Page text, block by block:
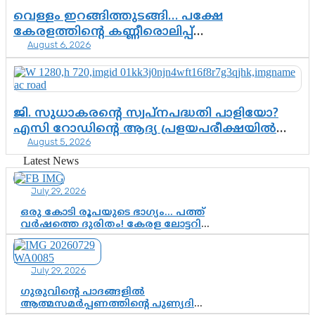
വെള്ളം ഇറങ്ങിത്തുടങ്ങി… പക്ഷേ
കേരളത്തിന്റെ കണ്ണീരൊലിപ്പ്
എന്നവസാനിക്കും?
August 6, 2026
ജി. സുധാകരന്റെ സ്വപ്നപദ്ധതി പാളിയോ?
എസി റോഡിന്റെ ആദ്യ പ്രളയപരീക്ഷയിൽ
ഉയരുന്നത് ഗുരുതര ചോദ്യങ്ങൾ
August 5, 2026
Latest News
July 29, 2026
ഒരു കോടി രൂപയുടെ ഭാഗ്യം… പത്ത്
വർഷത്തെ ദുരിതം! കേരള ലോട്ടറി
സംവിധാനത്തെ ചോദ്യം ചെയ്ത്
കോയയുടെ പോരാട്ടം
July 29, 2026
ഗുരുവിന്റെ പാദങ്ങളിൽ
ആത്മസമർപ്പണത്തിന്റെ പുണ്യദിനം;